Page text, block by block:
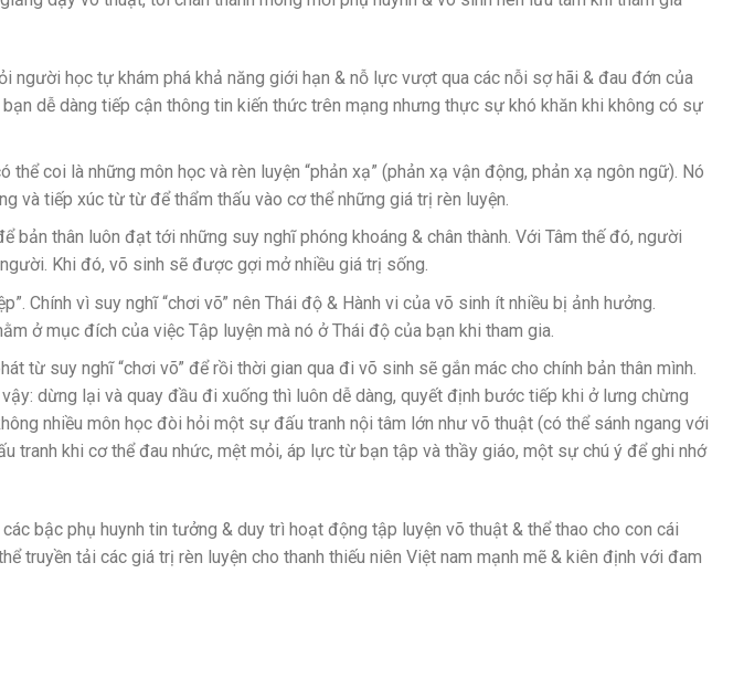
người học tự khám phá khả năng giới hạn & nỗ lực vượt qua các nỗi sợ hãi & đau đớn của
dễ dàng tiếp cận thông tin kiến thức trên mạng nhưng thực sự khó khăn khi không có sự
coi là những môn học và rèn luyện “phản xạ” (phản xạ vận động, phản xạ ngôn ngữ). Nó
và tiếp xúc từ từ để thẩm thấu vào cơ thể những giá trị rèn luyện.
bản thân luôn đạt tới những suy nghĩ phóng khoáng & chân thành. Với Tâm thế đó, người
Khi đó, võ sinh sẽ được gợi mở nhiều giá trị sống.
Chính vì suy nghĩ “chơi võ” nên Thái độ & Hành vi của võ sinh ít nhiều bị ảnh hưởng.
ở mục đích của việc Tập luyện mà nó ở Thái độ của bạn khi tham gia.
từ suy nghĩ “chơi võ” để rồi thời gian qua đi võ sinh sẽ gắn mác cho chính bản thân mình.
dừng lại và quay đầu đi xuống thì luôn dễ dàng, quyết định bước tiếp khi ở lưng chừng
nhiều môn học đòi hỏi một sự đấu tranh nội tâm lớn như võ thuật (có thể sánh ngang với
tranh khi cơ thể đau nhức, mệt mỏi, áp lực từ bạn tập và thầy giáo, một sự chú ý để ghi nhớ
bậc phụ huynh tin tưởng & duy trì hoạt động tập luyện võ thuật & thể thao cho con cái
truyền tải các giá trị rèn luyện cho thanh thiếu niên Việt nam mạnh mẽ & kiên định với đam